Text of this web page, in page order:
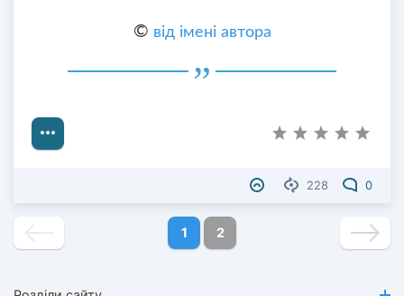
© від імені автора
228 0
1 2